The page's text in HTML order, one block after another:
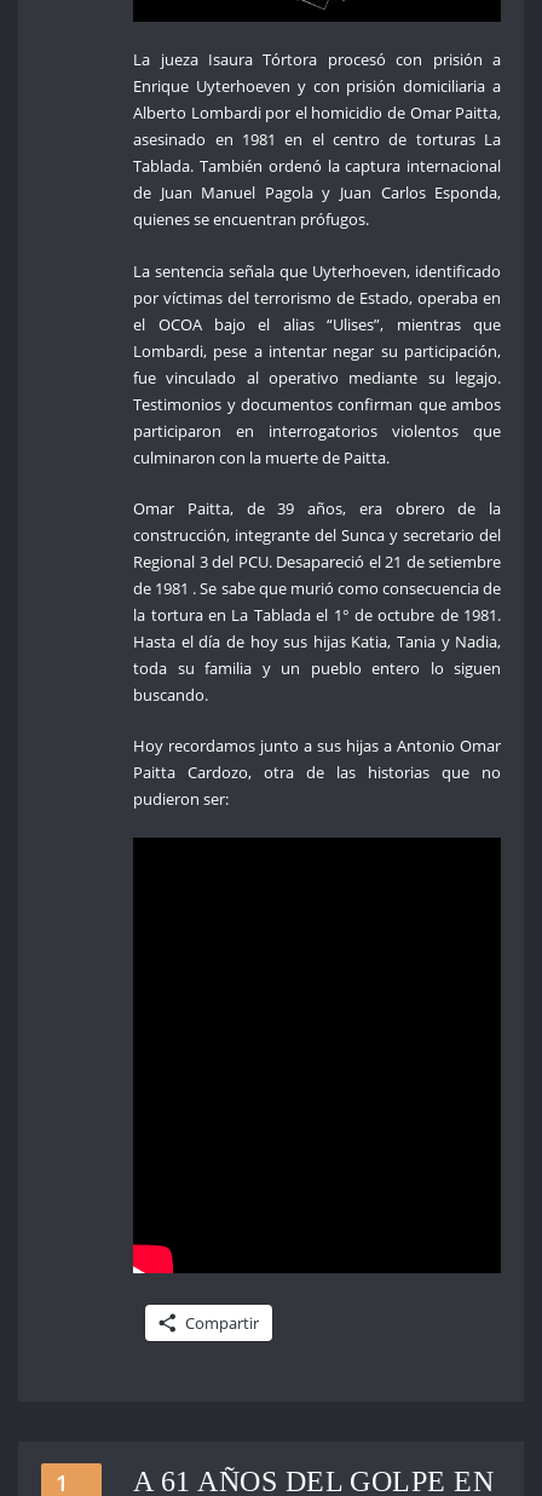
La jueza Isaura Tórtora procesó con prisión a
Enrique Uyterhoeven y con prisión domiciliaria a
Alberto Lombardi por el homicidio de Omar Paitta,
asesinado en 1981 en el centro de torturas La
Tablada. También ordenó la captura internacional
de Juan Manuel Pagola y Juan Carlos Esponda,
quienes se encuentran prófugos.
La sentencia señala que Uyterhoeven, identificado
por víctimas del terrorismo de Estado, operaba en
el OCOA bajo el alias “Ulises”, mientras que
Lombardi, pese a intentar negar su participación,
fue vinculado al operativo mediante su legajo.
Testimonios y documentos confirman que ambos
participaron en interrogatorios violentos que
culminaron con la muerte de Paitta.
Omar Paitta, de 39 años, era obrero de la
construcción, integrante del Sunca y secretario del
Regional 3 del PCU. Desapareció el 21 de setiembre
de 1981 . Se sabe que murió como consecuencia de
la tortura en La Tablada el 1° de octubre de 1981.
Hasta el día de hoy sus hijas Katia, Tania y Nadia,
toda su familia y un pueblo entero lo siguen
buscando.
Hoy recordamos junto a sus hijas a Antonio Omar
Paitta Cardozo, otra de las historias que no
pudieron ser:
Compartir
1
A 61 AÑOS DEL GOLPE EN